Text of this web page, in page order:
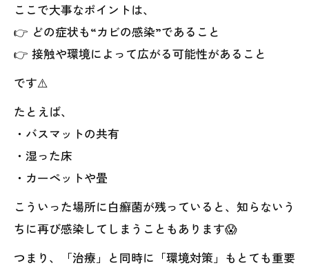
ここで大事なポイントは、
👉 どの症状も“カビの感染”であること
👉 接触や環境によって広がる可能性があること
です⚠️
たとえば、
・バスマットの共有
・湿った床
・カーペットや畳
こういった場所に白癬菌が残っていると、知らないう
ちに再び感染してしまうこともあります😱
つまり、「治療」と同時に「環境対策」もとても重要